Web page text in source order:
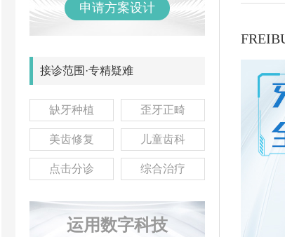
申请方案设计
接诊范围·专精疑难
缺牙种植 歪牙正畸
美齿修复 儿童齿科
点击分诊 综合治疗
运用数字科技